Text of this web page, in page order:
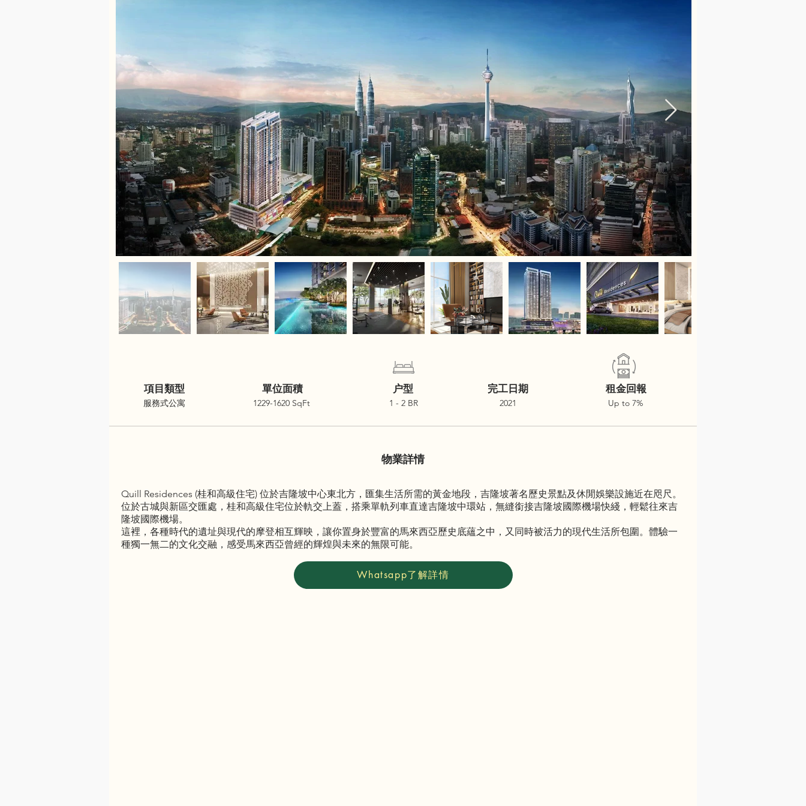
物業詳情
Quill Residences (桂和高級住宅) 位於吉隆坡中心東北方，匯集生活所需的黃金地段，吉隆坡著名歷史景點及休閒娛樂設施近在咫尺。
位於古城與新區交匯處，桂和高級住宅位於軌交上蓋，搭乘單軌列車直達吉隆坡中環站，無縫銜接吉隆坡國際機場快綫，輕鬆往來吉
隆坡國際機場。
這裡，各種時代的遺址與現代的摩登相互輝映，讓你置身於豐富的馬來西亞歷史底蘊之中，又同時被活力的現代生活所包圍。體驗一
種獨一無二的文化交融，感受馬來西亞曾經的輝煌與未來的無限可能。
Whatsapp了解詳情
項目類型
服務式公寓
單位面積
1229-1620 SqFt
户型
1 - 2 BR
完工日期
2021
租金回報
Up to 7%